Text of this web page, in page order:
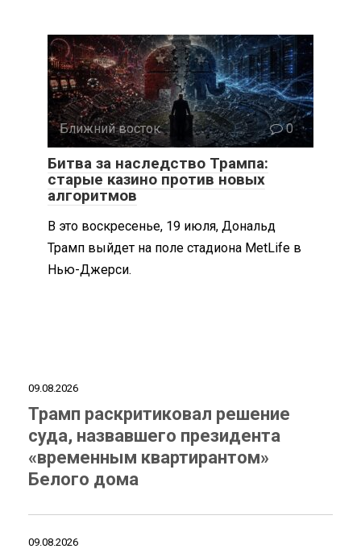
Ближний восток 0
Битва за наследство Трампа:
старые казино против новых
алгоритмов
В это воскресенье, 19 июля, Дональд
Трамп выйдет на поле стадиона MetLife в
Нью-Джерси.
09.08.2026
Трамп раскритиковал решение
суда, назвавшего президента
«временным квартирантом»
Белого дома
09.08.2026